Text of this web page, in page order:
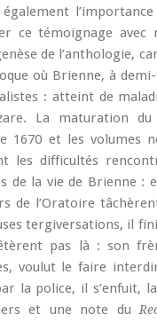
également
ce témoignage avec
de l’anthologie,
où Brienne, à
: atteint de
La maturation
1670 et les volumes
les difficultés
de la vie de Brienne :
de l’Oratoire
tergiversations, il
pas là : son
voulut le faire
la police, il s’enfuit,
et une note du